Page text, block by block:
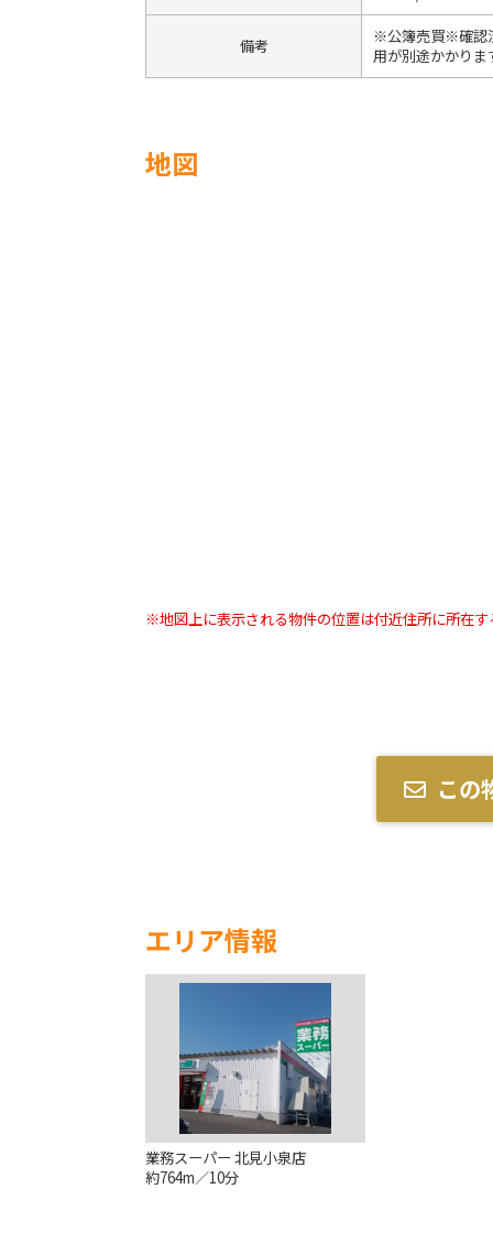
備考
※公簿売買※確
用が別途かかり
地図
※地図上に表示される物件の位置は付近住所に所在
この
エリア情報
業務スーパー 北見小泉店
約764m／10分